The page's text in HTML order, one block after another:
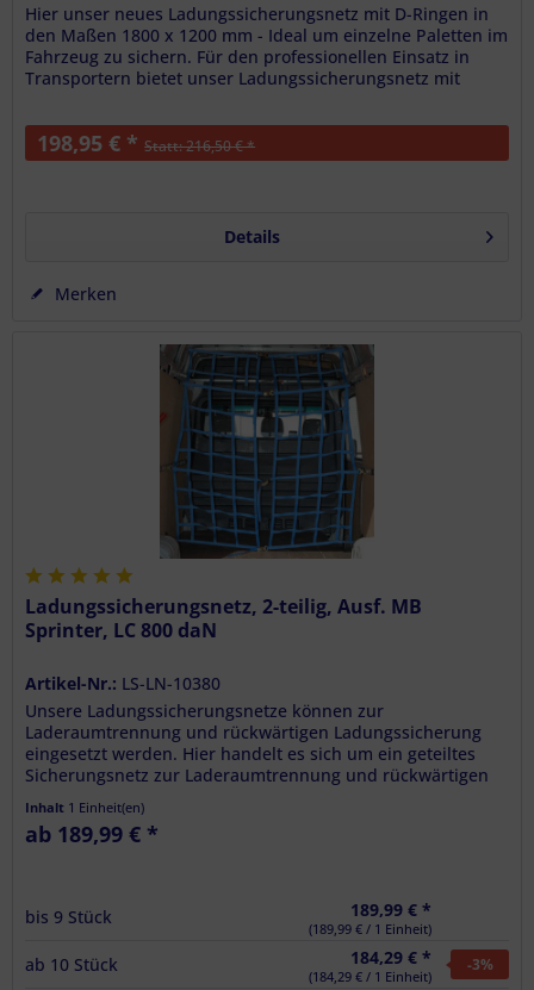
Hier unser neues Ladungssicherungsnetz mit D-Ringen in
den Maßen 1800 x 1200 mm - Ideal um einzelne Paletten im
Fahrzeug zu sichern. Für den professionellen Einsatz in
Transportern bietet unser Ladungssicherungsnetz mit
198,95 € *Statt: 216,50 € *
Details
Merken
Ladungssicherungsnetz, 2-teilig, Ausf. MB
Sprinter, LC 800 daN
Artikel-Nr.: LS-LN-10380
Unsere Ladungssicherungsnetze können zur
Laderaumtrennung und rückwärtigen Ladungssicherung
eingesetzt werden. Hier handelt es sich um ein geteiltes
Sicherungsnetz zur Laderaumtrennung und rückwärtigen
Inhalt 1 Einheit(en)
ab 189,99 € *
bis 9 Stück 189,99 € *
(189,99 € / 1 Einheit)
ab 10 Stück 184,29 € *
(184,29 € / 1 Einheit)
-3%